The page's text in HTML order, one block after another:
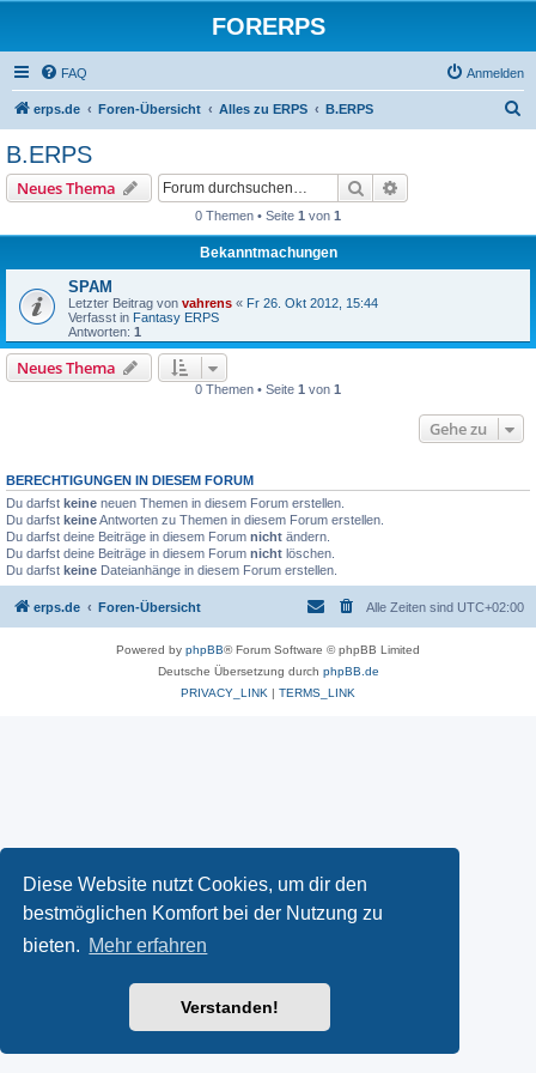
Diese Website nutzt Cookies, um dir den
bestmöglichen Komfort bei der Nutzung zu
bieten. Mehr erfahren
Verstanden!
FORERPS
FAQ Anmelden
erps.de Foren-Übersicht Alles zu ERPS B.ERPS
B.ERPS
Neues Thema Suche
0 Themen • Seite 1 von 1
Bekanntmachungen
SPAM
Letzter Beitrag von vahrens « Fr 26. Okt 2012, 15:44
Verfasst in Fantasy ERPS
Antworten: 1
Neues Thema
0 Themen • Seite 1 von 1
Gehe zu
BERECHTIGUNGEN IN DIESEM FORUM
Du darfst keine neuen Themen in diesem Forum erstellen.
Du darfst keineAntworten zu Themen in diesem Forum erstellen.
Du darfst deine Beiträge in diesem Forum nicht ändern.
Du darfst deine Beiträge in diesem Forum nicht löschen.
Du darfst keine Dateianhänge in diesem Forum erstellen.
erps.de Foren-Übersicht Alle Zeiten sind UTC+02:00
Powered by phpBB® Forum Software © phpBB Limited
Deutsche Übersetzung durch phpBB.de
PRIVACY_LINK | TERMS_LINK